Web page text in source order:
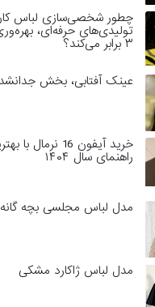
چطور شخصی‌سازی لباس
تولیدی‌های حرفه‌ای، بهره‌وری
۳ برابر می‌کند؟
عینک آفتابی، بخش
خرید آیفون 16
راهنمای سال ۱۴۰۴
مدل لباس مجلسی بچه گانه
مدل لباس ژاکارد مشکی